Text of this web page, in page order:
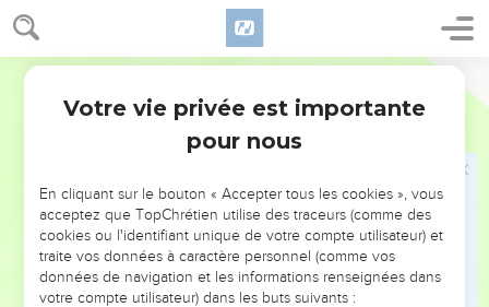
Jean 3
28 Vous-mêmes m'êtes témoins que j'ai dit : ‘Moi, je ne suis
pas le Messie, mais j'ai été envoyé devant lui.’
29
qui se tient là et qui l'entend, éprouve une grande joie à
cause de la voix du marié. Ainsi donc, cette joie qui est la
Il faut qu'il grandisse et que moi, je diminue.
Celui qui vient du ciel
Celui qui vient d'en haut est au-dessus de tous ; celui qui
Votre vie privée est importante
pour nous
En cliquant sur le bouton « Accepter tous les cookies », vous
acceptez que TopChrétien utilise des traceurs (comme des
cookies ou l'identifiant unique de votre compte utilisateur) et
traite vos données à caractère personnel (comme vos
données de navigation et les informations renseignées dans
votre compte utilisateur) dans les buts suivants :